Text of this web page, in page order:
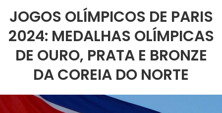
JOGOS OLÍMPICOS DE PARIS
2024: MEDALHAS OLÍMPICAS
DE OURO, PRATA E BRONZE
DA COREIA DO NORTE